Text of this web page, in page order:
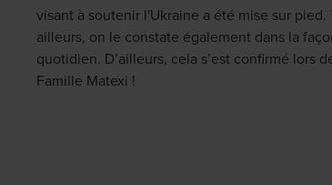
visant à soutenir l'Ukraine a été mise sur
ailleurs, on le constate également dans la
quotidien. D’ailleurs, cela s’est confirmé lors
Famille Matexi !